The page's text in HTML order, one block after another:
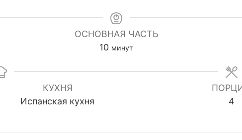
ОСНОВНАЯ ЧАСТЬ
10минуты
минут
КУХНЯ
Испанская кухня
4